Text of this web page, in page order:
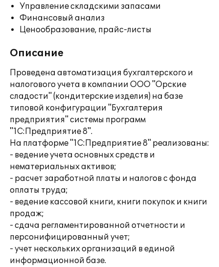
Управление складскими запасами
Финансовый анализ
Ценообразование, прайс-листы
Описание
Проведена автоматизация бухгалтерского и
налогового учета в компании ООО "Орские
сладости" (кондитерские изделия) на базе
типовой конфигурации "Бухгалтерия
предприятия" системы программ
"1С:Предприятие 8".
На платформе "1С:Предприятие 8" реализованы:
- ведение учета основных средств и
нематериальных активов;
- расчет заработной платы и налогов с фонда
оплаты труда;
- ведение кассовой книги, книги покупок и книги
продаж;
- сдача регламентированной отчетности и
персонифицированный учет;
- учет нескольких организаций в единой
информационной базе.